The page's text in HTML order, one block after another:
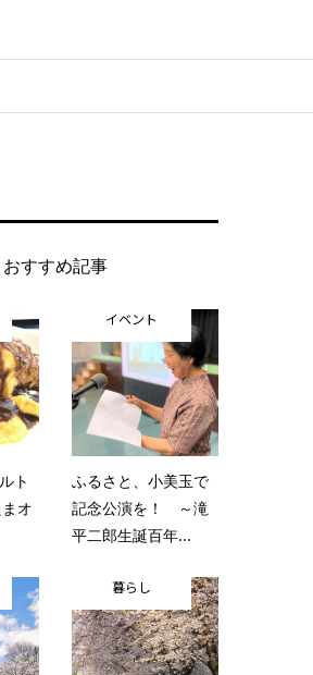
おすすめ記事
ト
オ
イベント
ふるさと、小美玉で
記念公演を！ ～滝
平二郎生誕百年...
暮らし